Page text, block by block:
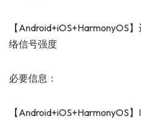
【Android+iOS+HarmonyOS
络信号强度
必要信息：
【Android+iOS+HarmonyOS